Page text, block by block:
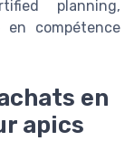
planning,
compétence
en
apics